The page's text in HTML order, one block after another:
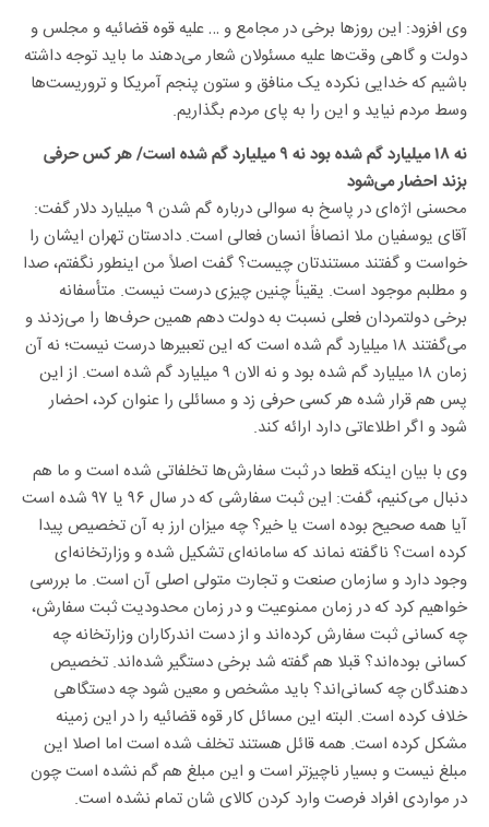
وی افزود: این روزها برخی در مجامع و … علیه قوه‌ قضائیه و مجلس و
دولت و گاهی وقت‌ها علیه مسئولان شعار می‌دهند ما باید توجه داشته
باشیم که خدایی نکرده یک منافق و ستون پنجم آمریکا و تروریست‌ها
وسط مردم نیاید و این را به پای مردم بگذاریم.
نه ۱۸ میلیارد گم شده بود نه ۹ میلیارد گم شده است/ هر کس حرفی
بزند احضار می‌شود
محسنی اژه‌ای در پاسخ به سوالی درباره گم شدن ۹ میلیارد دلار گفت:
آقای یوسفیان ملا انصافاً انسان فعالی است. دادستان تهران ایشان را
خواست و گفتند مستندتان چیست؟ گفت اصلاً من اینطور نگفتم، صدا
و مطلبم موجود است. یقیناً چنین چیزی درست نیست. متأسفانه
برخی دولتمردان فعلی نسبت به دولت دهم همین حرف‌ها را می‌زدند و
می‌گفتند ۱۸ میلیارد گم شده است که این تعبیرها درست نیست؛ نه آن
زمان ۱۸ میلیارد گم شده بود و نه الان ۹ میلیارد گم شده است. از این
پس هم قرار شده هر کسی حرفی زد و مسائلی را عنوان کرد، احضار
شود و اگر اطلاعاتی دارد ارائه کند.
وی با بیان اینکه قطعا در ثبت سفارش‌ها تخلفاتی شده است و ما هم
دنبال می‌کنیم، گفت: این ثبت سفارشی که در سال ۹۶ یا ۹۷ شده است
آیا همه صحیح بوده است یا خیر؟ چه میزان ارز به آن تخصیص پیدا
کرده است؟ ناگفته نماند که سامانه‌ای تشکیل شده و وزارتخانه‌ای
وجود دارد و سازمان صنعت و تجارت متولی اصلی آن است. ما بررسی
خواهیم کرد که در زمان ممنوعیت و در زمان محدودیت ثبت سفارش،
چه کسانی ثبت سفارش کرده‌اند و از دست اندرکاران وزارتخانه چه
کسانی بوده‌اند؟ قبلا هم گفته شد برخی دستگیر شده‌اند. تخصیص
دهندگان چه کسانی‌اند؟ باید مشخص و معین شود چه دستگاهی
خلاف کرده است. البته این مسائل کار قوه قضائیه را در این زمینه
مشکل کرده است. همه قائل هستند تخلف شده است اما اصلا این
مبلغ نیست و بسیار ناچیزتر است و این مبلغ هم گم نشده است چون
در مواردی افراد فرصت وارد کردن کالای شان تمام نشده است.